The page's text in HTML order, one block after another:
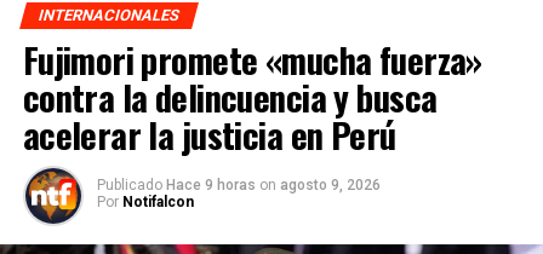
INTERNACIONALES
Fujimori promete «mucha fuerza»
contra la delincuencia y busca
acelerar la justicia en Perú
Publicado Hace 9 horas on agosto 9, 2026
Por Notifalcon